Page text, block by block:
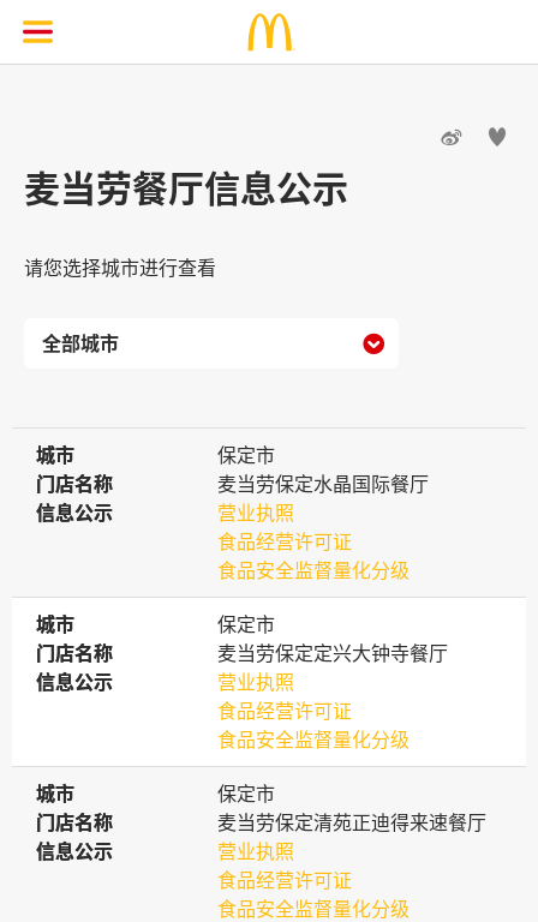
 
麦当劳餐厅信息公示
请您选择城市进行查看

城市
城市
保定市
门店名称
门店名称
麦当劳保定水晶国际餐厅
信息公示
信息公示
营业执照
食品经营许可证
食品安全监督量化分级
城市
城市
保定市
门店名称
门店名称
麦当劳保定定兴大钟寺餐厅
信息公示
信息公示
营业执照
食品经营许可证
食品安全监督量化分级
城市
城市
保定市
门店名称
门店名称
麦当劳保定清苑正迪得来速餐厅
信息公示
信息公示
营业执照
食品经营许可证
食品安全监督量化分级